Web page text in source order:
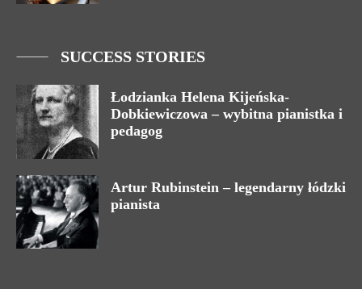
SUCCESS STORIES
Łodzianka Helena Kijeńska-
Dobkiewiczowa – wybitna pianistka i
pedagog
Artur Rubinstein – legendarny łódzki
pianista